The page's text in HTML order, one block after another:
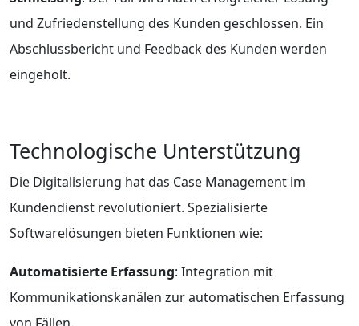
und Zufriedenstellung des Kunden geschlossen. Ein
Abschlussbericht und Feedback des Kunden werden
eingeholt.
Technologische Unterstützung
Die Digitalisierung hat das Case Management im
Kundendienst revolutioniert. Spezialisierte
Softwarelösungen bieten Funktionen wie:
Automatisierte Erfassung: Integration mit
Kommunikationskanälen zur automatischen Erfassung